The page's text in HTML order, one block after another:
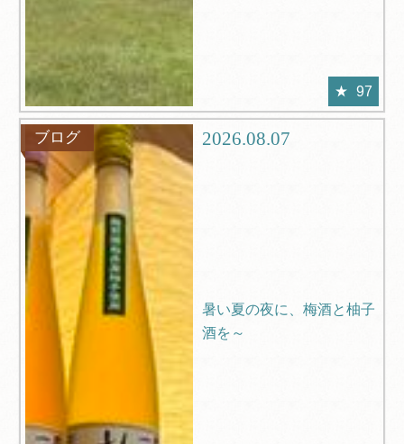
97
ブログ 2026.08.07
暑い夏の夜に、梅酒と柚子
酒を～